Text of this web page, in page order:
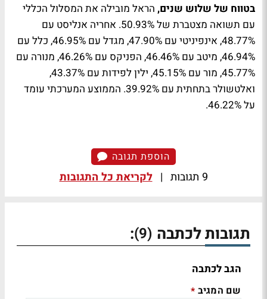
בטווח של שלוש שנים, הראל מובילה את המסלול הכללי
עם תשואה מצטברת של 50.93%. אחריה אנליסט עם
48.77%, אינפיניטי עם 47.90%, מגדל עם 46.95%, כלל עם
46.94%, מיטב עם 46.46%, הפניקס עם 46.26%, מנורה עם
45.77%, מור עם 45.15%, ילין לפידות עם 43.37%,
ואלטשולר בתחתית עם 39.92%. הממוצע המערכתי עומד
על 46.22%.
הוספת תגובה
9 תגובות | לקריאת כל התגובות
תגובות לכתבה (9)
:
הגב לכתבה
שם המגיב *